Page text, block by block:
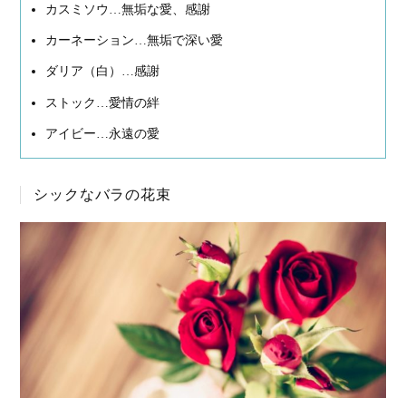
カスミソウ…無垢な愛、感謝
カーネーション…無垢で深い愛
ダリア（白）…感謝
ストック…愛情の絆
アイビー…永遠の愛
シックなバラの花束